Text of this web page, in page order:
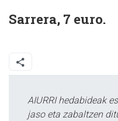
Sarrera, 7 euro.
AIURRI hedabideak
jaso eta zabaltzen